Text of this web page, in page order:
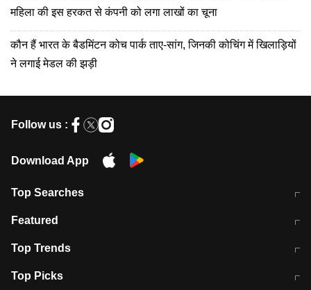
महिला की इस हरकत से कंपनी को लगा लाखों का चूना
कौन हैं भारत के बैडमिंटन कोच पार्क ताए-सांग, जिनकी कोचिंग में खिलाड़ियों
ने लगाई मेडल की झड़ी
Follow us :
Download App
Top Searches
मुंबई में लगे 'जेन जी' के पोस्टर, लिखा- 'मैं
Featured
10 अगस्त को विधानसभा का घेराव करेंगे
Top Trends
RBI का नया नियम: अब बैंकों को अपनी सभी
Top Picks